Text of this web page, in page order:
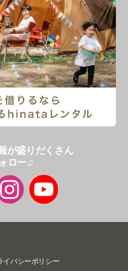
が盛りだくさん
ロー♫
イバシーポリシー